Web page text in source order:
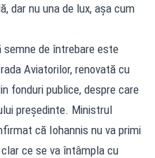
dar nu una de lux, așa cum
semne de întrebare este
Aviatorilor, renovată cu
fonduri publice, despre care
președinte. Ministrul
că Iohannis nu va primi
ce se va întâmpla cu